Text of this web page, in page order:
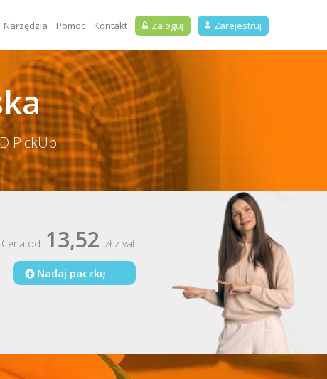
Zaloguj Zarejestruj
Narzędzia Pomoc Kontakt
PickUp
Cena od 13,52 zł z vat
Nadaj paczkę